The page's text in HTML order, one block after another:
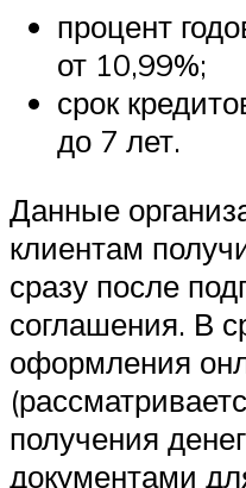
процент
от 10,99%;
срок
до 7 лет.
Данные
клиентам
сразу после
соглашения. В
оформления
получения
документами